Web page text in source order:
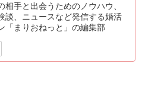
相手と出会うためのノウハウ、
談、ニュースなど発信する婚活
「まりおねっと」の編集部